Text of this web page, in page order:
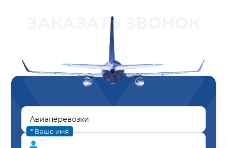
ЗАКАЗАТЬ ЗВОНОК
* Ваше имя